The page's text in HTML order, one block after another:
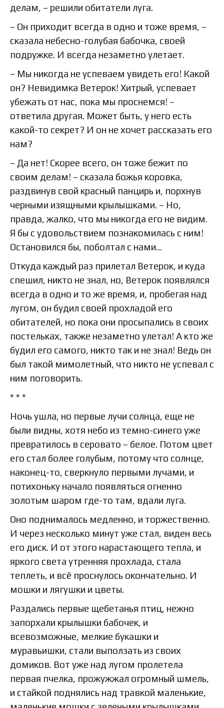
делам, – решили обитатели луга.
– Он приходит всегда в одно и тоже время, –
сказала небесно-голубая бабочка, своей
подружке. И всегда незаметно улетает.
– Мы никогда не успеваем увидеть его! Какой
он? Невидимка Ветерок! Хитрый, успевает
убежать от нас, пока мы проснемся! –
ответила другая. Может быть, у него есть
какой-то секрет? И он не хочет рассказать его
нам?
– Да нет! Скорее всего, он тоже бежит по
своим делам! – сказала божья коровка,
раздвинув свой красный панцирь и, порхнув
черными изящными крылышками. – Но,
правда, жалко, что мы никогда его не видим.
Я бы с удовольствием познакомилась с ним!
Остановился бы, поболтал с нами…
Откуда каждый раз прилетал Ветерок, и куда
спешил, никто не знал, но, Ветерок появлялся
всегда в одно и то же время, и, пробегая над
лугом, он будил своей прохладой его
обитателей, но пока они просыпались в своих
постельках, также незаметно улетал! А кто же
будил его самого, никто так и не знал! Ведь он
был такой мимолетный, что никто не успевал с
ним поговорить.
* * *
Ночь ушла, но первые лучи солнца, еще не
были видны, хотя небо из темно-синего уже
превратилось в серовато – белое. Потом цвет
его стал более голубым, потому что солнце,
наконец-то, сверкнуло первыми лучами, и
потихоньку начало появляться огненно
золотым шаром где-то там, вдали луга.
Оно поднималось медленно, и торжественно.
И через несколько минут уже стал, виден весь
его диск. И от этого нарастающего тепла, и
яркого света утренняя прохлада, стала
теплеть, и всё проснулось окончательно. И
мошки и лягушки и цветы.
Раздались первые щебетанья птиц, нежно
запорхали крылышки бабочек, и
всевозможные, мелкие букашки и
муравьишки, стали выползать из своих
домиков. Вот уже над лугом пролетела
первая пчелка, прожужжал огромный шмель,
и стайкой поднялись над травкой маленькие,